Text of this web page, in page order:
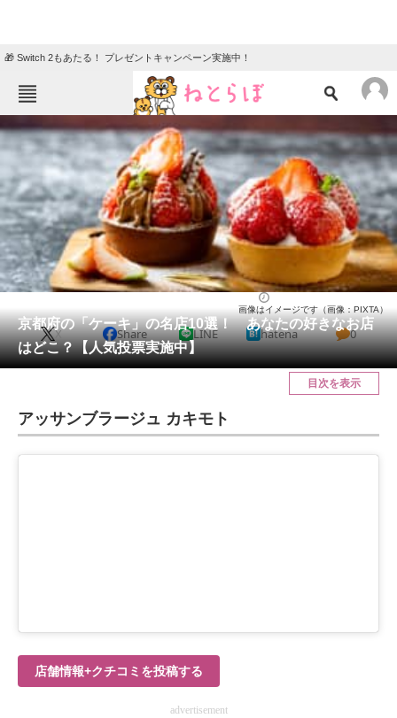
🎁 Switch 2もあたる！ プレゼントキャンペーン実施中！
TOP ニュース
エンタメ クイズ
グルメ 地域
住まい 教育・育児
動物 リサーチ
会員記事
メディア
ITの今と未来を見通す
企業ITのトレンドを詳説
京都府の「ケーキ」の名店10選！ あなたの好きなお店
はどこ？【人気投票実施中】
画像はイメージです（画像：PIXTA）
X Share LINE hatena 0
目次を表示
アッサンブラージュ カキモト
店舗情報+クチコミを投稿する
advertisement